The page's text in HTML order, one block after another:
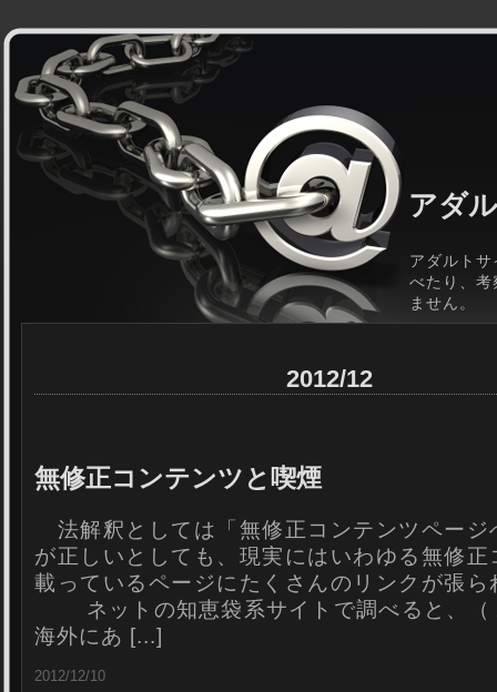
アダ
アダルト
べたり、
ません。
2012/12
無修正コンテンツと喫煙
法解釈としては「無修正コンテンツページ
が正しいとしても、現実にはいわゆる無修正
載っているページにたくさんのリンクが張ら
ネットの知恵袋系サイトで調べると、（
海外にあ [...]
2012/12/10